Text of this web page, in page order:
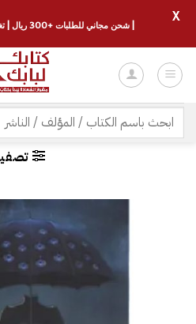
للمحتوى
البحث
عن:
| شحن مجاني للطلبات +300 ريال | تغليف مجاني للطلبات +150 ريال |
X